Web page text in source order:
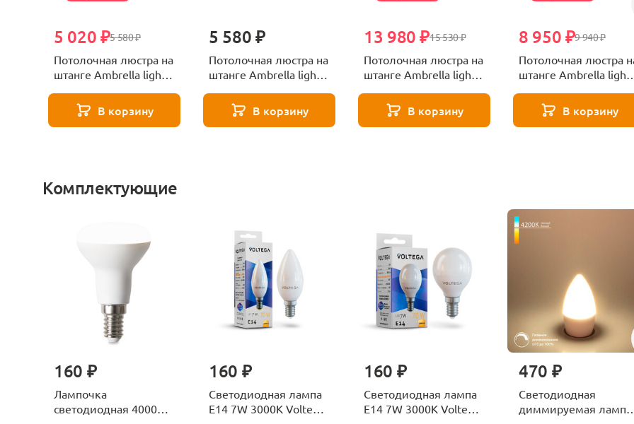
5 580 ₽
5 020 ₽
Потолочная люстра на
штанге Ambrella light
В корзину
5 580 ₽
Потолочная люстра на
штанге Ambrella light
В корзину
15 530 ₽
13 980 ₽
Потолочная люстра на
штанге Ambrella light
В корзину
9 940 ₽
8 950 ₽
Потолочная люстра
штанге Ambrella light
В корзину
Комплектующие
160 ₽
Лампочка
светодиодная 4000К
160 ₽
Светодиодная лампа
E14 7W 3000K Voltega
160 ₽
Светодиодная лампа
E14 7W 3000K Voltega
470 ₽
Светодиодная
диммируемая лампа